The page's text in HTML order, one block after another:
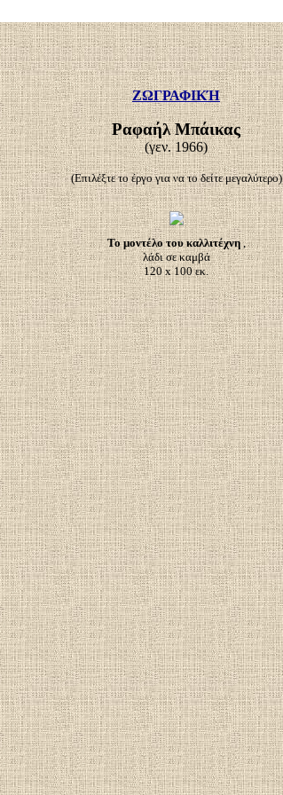
ΖΩΓΡΑΦΙΚΉ
Ραφαήλ Μπάικας
(γεν. 1966)
(Επιλέξτε το έργο για να το δείτε μεγαλύτερο)
Το μοντέλο του καλλιτέχνη,
λάδι σε καμβά
120 x 100 εκ.